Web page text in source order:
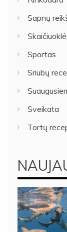
Sapnų
Sportas
Sriubų
Sveikata
Tortų